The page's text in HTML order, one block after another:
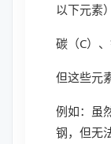
以下元素
碳（C）
但这些元
例如：虽
钢，但无